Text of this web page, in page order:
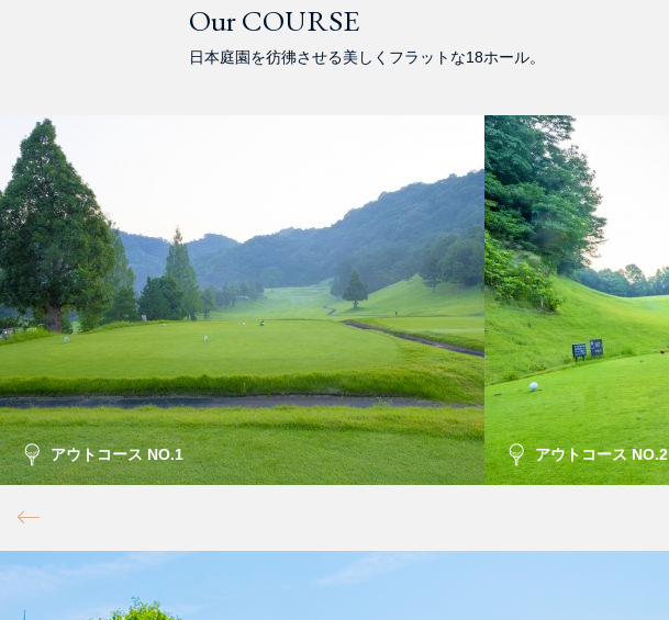
Our COURSE
日本庭園を彷彿させる美しくフラットな18ホール。
アウトコース NO.1 アウトコース NO.2